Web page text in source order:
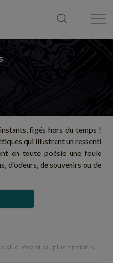
figés hors du temps !
qui illustrent un ressenti
en toute poésie une foule
d'odeurs, de souvenirs ou de
plus récent au plus ancien